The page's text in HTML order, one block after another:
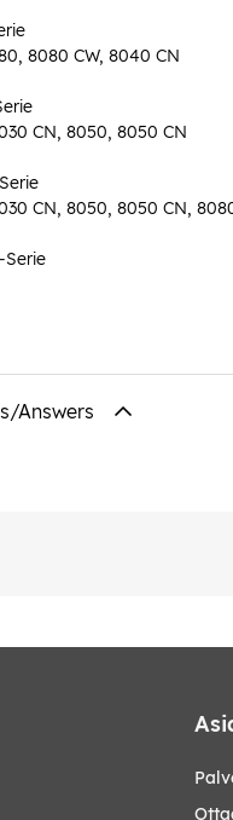
8080 CW, 8040 CN
CN, 8050, 8050 CN
CN, 8050, 8050 CN,
Answers